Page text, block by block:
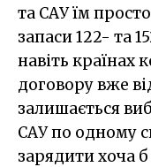
та САУ їм
запаси 122- та
навіть країнах
договору вже
залишається
САУ по одному
зарядити хоча